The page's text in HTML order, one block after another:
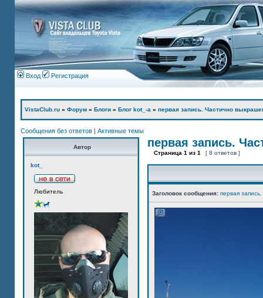
Вход Регистрация
VistaClub.ru » Форум » Блоги » Блог kot_-а » первая запись. Частично
Сообщения без ответов | Активные темы
Автор
kot_
Любитель
первая запись.
Страница 1 из 1 [ 8 ответов ]
Заголовок сообщения: первая